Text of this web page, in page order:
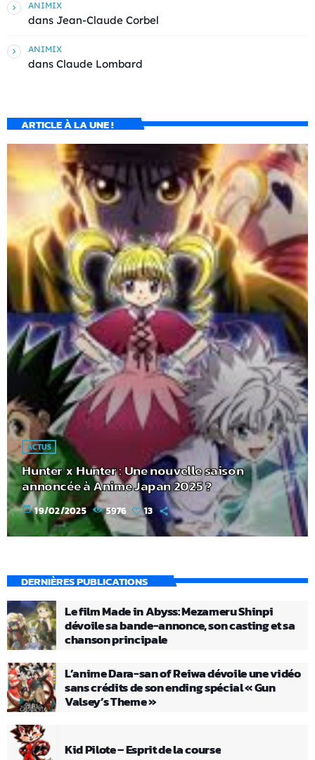
ANIMIX
dans Jean-Claude Corbel
ANIMIX
dans Claude Lombard
ARTICLE À LA UNE !
ACTUS
Hunter x Hunter : Une nouvelle saison
annoncée à Anime Japan 2025 ?
today 19/02/2025 5976 13
DERNIÈRES PUBLICATIONS
Le film Made in Abyss: Mezameru Shinpi
dévoile sa bande-annonce, son casting et sa
chanson principale
L’anime Dara-san of Reiwa dévoile une vidéo
sans crédits de son ending spécial « Gun
Valsey’s Theme »
Kid Pilote – Esprit de la course